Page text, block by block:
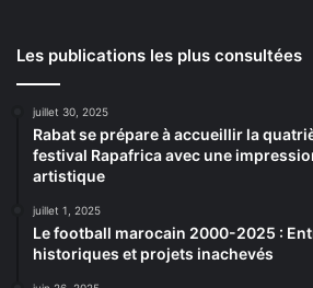
Les publications les plus consultées
juillet 30, 2025
Rabat se prépare à accueillir la
festival Rapafrica avec une
artistique
juillet 1, 2025
Le football marocain 2000-2025 :
historiques et projets inachevés